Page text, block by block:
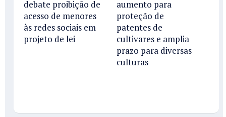
debate proibição de
acesso de menores
às redes sociais em
projeto de lei
aumento para
proteção de
patentes de
cultivares e amplia
prazo para diversas
culturas